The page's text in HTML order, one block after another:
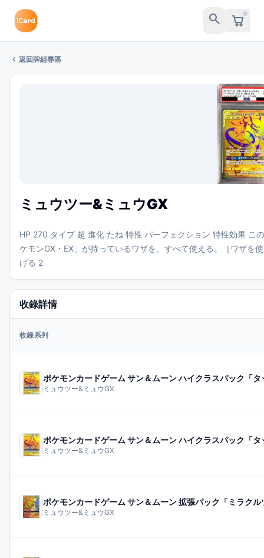
search
chevron_left 返回牌組專區
ミュウツー&ミュウGX
HP 270 タイプ 超 進化 たね 特性 パーフェクション 特性効果 こ
ケモンGX・EX」が持っているワザを、すべて使える。［ワザ
げる 2
收錄詳情
收錄系列
ポケモンカードゲーム サン＆ムーン ハイクラスパック「
ミュウツー&ミュウGX
ポケモンカードゲーム サン＆ムーン ハイクラスパック「
ミュウツー&ミュウGX
ポケモンカードゲーム サン＆ムーン 拡張パック「ミラクル
ミュウツー&ミュウGX